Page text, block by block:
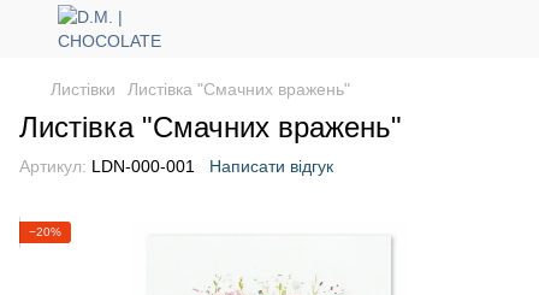
Листівки Листівка "Смачних вражень"
Листівка "Смачних вражень"
Артикул: LDN-000-001 Написати відгук
−20%